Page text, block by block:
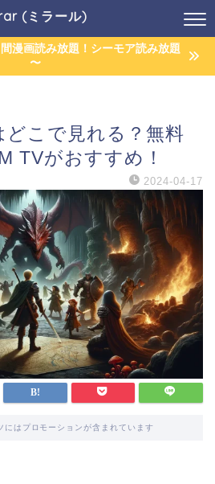
(ミラール)
漫画読み放題！シーモア読み放題
〜
どこで見れる？無料
TVがおすすめ！
2024-04-17
にはプロモーションが含まれています